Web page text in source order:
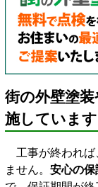
街の外壁塗
施しています
工事が終われば
ません。 安心の保